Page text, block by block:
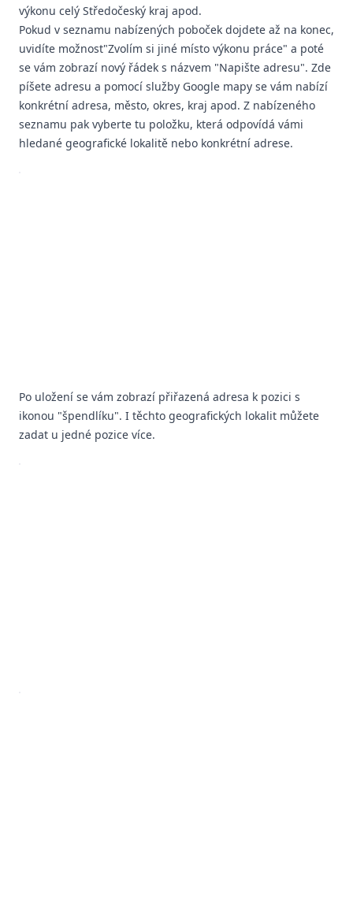
výkonu celý Středočeský kraj apod.
Pokud v seznamu nabízených poboček dojdete až na konec,
uvidíte možnost"Zvolím si jiné místo výkonu práce" a poté
se vám zobrazí nový řádek s názvem "Napište adresu". Zde
píšete adresu a pomocí služby Google mapy se vám nabízí
konkrétní adresa, město, okres, kraj apod. Z nabízeného
seznamu pak vyberte tu položku, která odpovídá vámi
hledané geografické lokalitě nebo konkrétní adrese.
Po uložení se vám zobrazí přiřazená adresa k pozici s
ikonou "špendlíku". I těchto geografických lokalit můžete
zadat u jedné pozice více.